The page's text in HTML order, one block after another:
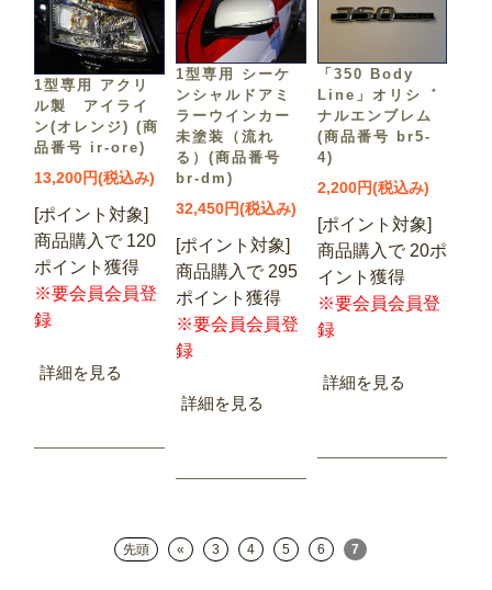
1型専用 アクリ
ル製 アイライ
ン(オレンジ) (商
品番号 ir-ore)
13,200円(税込み)
[ポイント対象]
商品購入で 120
ポイント獲得
※要会員会員登
録
詳細を見る
1型専用 シーケ
ンシャルドアミ
ラーウインカー
未塗装（流れ
る）(商品番号
br-dm)
32,450円(税込み)
[ポイント対象]
商品購入で 295
ポイント獲得
※要会員会員登
録
詳細を見る
「350 Body
Line」オリシ゛
ナルエンブレム
(商品番号 br5-
4)
2,200円(税込み)
[ポイント対象]
商品購入で 20ポ
イント獲得
※要会員会員登
録
詳細を見る
先頭 « 3 4 5 6 7